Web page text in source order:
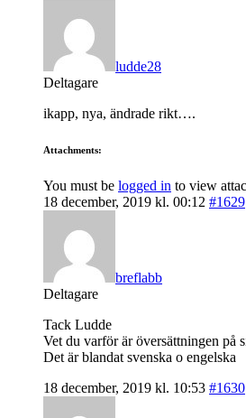
ludde28
Deltagare
ikapp, nya, ändrade rikt….
Attachments:
You must be logged in to view
18 december, 2019 kl. 00:12 #1629
breflabb
Deltagare
Tack Ludde
Vet du varför är översättningen på
Det är blandat svenska o engelska
18 december, 2019 kl. 10:53 #1630